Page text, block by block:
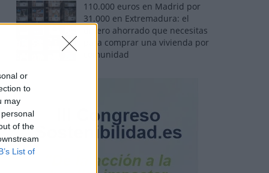
or
to
may
of the
List of
110.000 euros en Madrid por
31.000 en Extremadura: el
dinero ahorrado que necesitas
para comprar una vivienda por
comunidad